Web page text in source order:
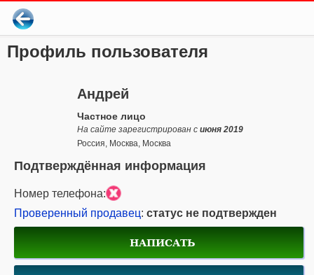
Профиль пользователя
Андрей
Частное лицо
На сайте зарегистрирован с июня 2019
Россия, Москва, Москва
Подтверждённая информация
Номер телефона:
Проверенный продавец: статус не подтвержден
НАПИСАТЬ